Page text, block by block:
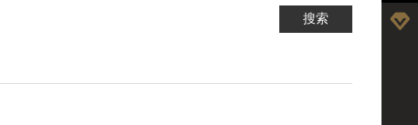
搜索